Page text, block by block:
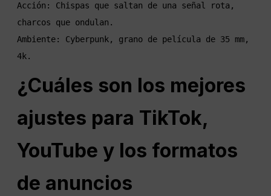
Acción: Chispas que saltan de una señal rota,
charcos que ondulan.
Ambiente: Cyberpunk, grano de película de 35 mm,
¿Cuáles son los mejores
ajustes para TikTok,
YouTube y los formatos
de anuncios